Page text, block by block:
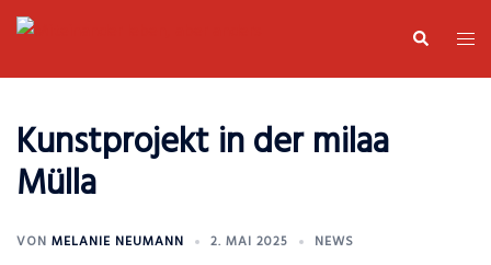
Zum
Inhalt
Suche
Kunstprojekt in der milaa
Mülla
VON MELANIE NEUMANN 2. MAI 2025 NEWS